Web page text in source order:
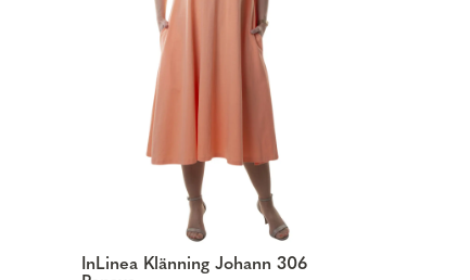
InLinea Klänning Johann 306